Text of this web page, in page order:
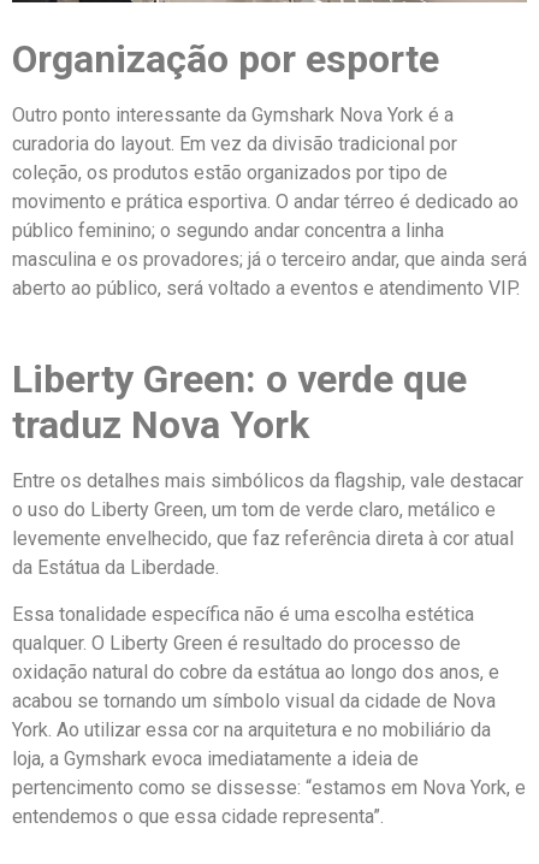
Organização por esporte
Outro ponto interessante da Gymshark Nova York é a
curadoria do layout. Em vez da divisão tradicional por
coleção, os produtos estão organizados por tipo de
movimento e prática esportiva. O andar térreo é dedicado ao
público feminino; o segundo andar concentra a linha
masculina e os provadores; já o terceiro andar, que ainda será
aberto ao público, será voltado a eventos e atendimento VIP.
Liberty Green: o verde que
traduz Nova York
Entre os detalhes mais simbólicos da flagship, vale destacar
o uso do Liberty Green, um tom de verde claro, metálico e
levemente envelhecido, que faz referência direta à cor atual
da Estátua da Liberdade.
Essa tonalidade específica não é uma escolha estética
qualquer. O Liberty Green é resultado do processo de
oxidação natural do cobre da estátua ao longo dos anos, e
acabou se tornando um símbolo visual da cidade de Nova
York. Ao utilizar essa cor na arquitetura e no mobiliário da
loja, a Gymshark evoca imediatamente a ideia de
pertencimento como se dissesse: “estamos em Nova York, e
entendemos o que essa cidade representa”.